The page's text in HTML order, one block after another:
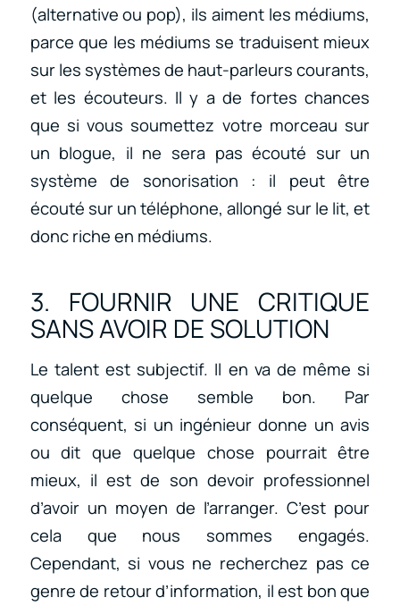
(alternative ou pop), ils aiment les médiums,
parce que les médiums se traduisent mieux
sur les systèmes de haut-parleurs courants,
et les écouteurs. Il y a de fortes chances
que si vous soumettez votre morceau sur
un blogue, il ne sera pas écouté sur un
système de sonorisation : il peut être
écouté sur un téléphone, allongé sur le lit, et
donc riche en médiums.
3. FOURNIR UNE CRITIQUE
SANS AVOIR DE SOLUTION
Le talent est subjectif. Il en va de même si
quelque chose semble bon. Par
conséquent, si un ingénieur donne un avis
ou dit que quelque chose pourrait être
mieux, il est de son devoir professionnel
d’avoir un moyen de l’arranger. C’est pour
cela que nous sommes engagés.
Cependant, si vous ne recherchez pas ce
genre de retour d’information, il est bon que